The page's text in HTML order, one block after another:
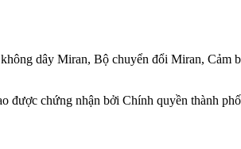
dây Miran, Bộ chuyển đổi Miran,
được chứng nhận bởi Chính quyền thành